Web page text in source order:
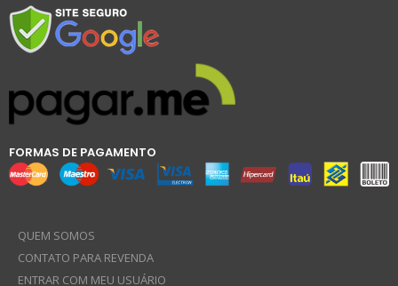
FORMAS DE PAGAMENTO
QUEM SOMOS
CONTATO PARA REVENDA
ENTRAR COM MEU USUÁRIO